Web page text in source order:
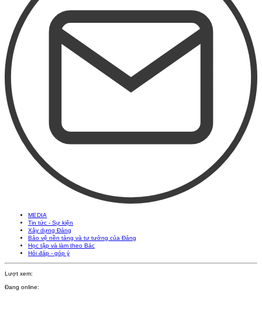
MEDIA
Tin tức - Sự kiện
Xây dựng Đảng
Bảo vệ nền tảng và tư tưởng của Đảng
Học tập và làm theo Bác
Hỏi đáp - góp ý
Lượt xem:
Đang online: